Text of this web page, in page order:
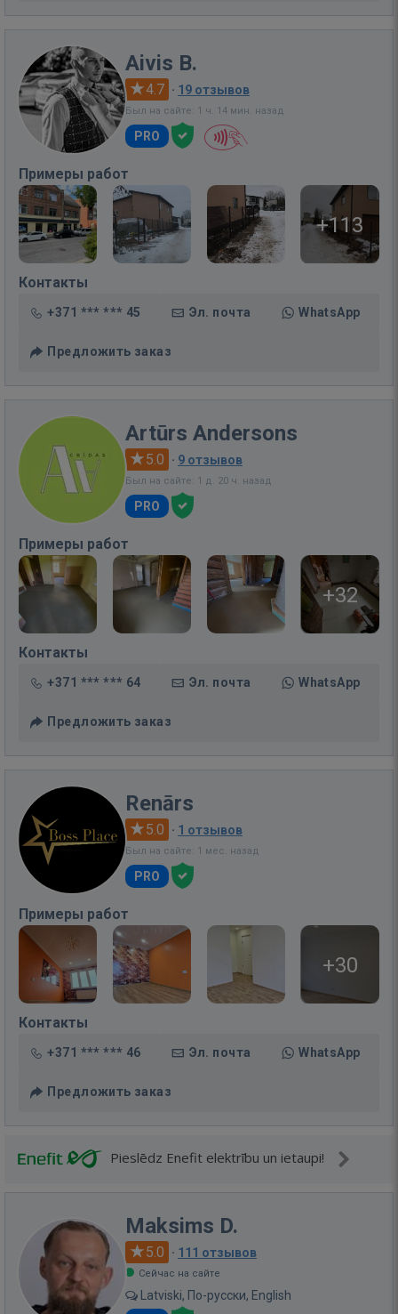
Aivis B.
4.7 · 19 отзывов
Был на сайте: 1 ч. 14 мин. назад
PRO
Примеры работ
+113
Контакты
+371 *** *** 45 Эл. почта WhatsApp
Предложить заказ
Artūrs Andersons
5.0 · 9 отзывов
Был на сайте: 1 д. 20 ч. назад
PRO
Примеры работ
+32
Контакты
+371 *** *** 64 Эл. почта WhatsApp
Предложить заказ
Renārs
5.0 · 1 отзывов
Был на сайте: 1 мес. назад
PRO
Примеры работ
+30
Контакты
+371 *** *** 46 Эл. почта WhatsApp
Предложить заказ
Pieslēdz Enefit elektrību un ietaupi!
Maksims D.
5.0 · 111 отзывов
Сейчас на сайте
Latviski, По-русски, English